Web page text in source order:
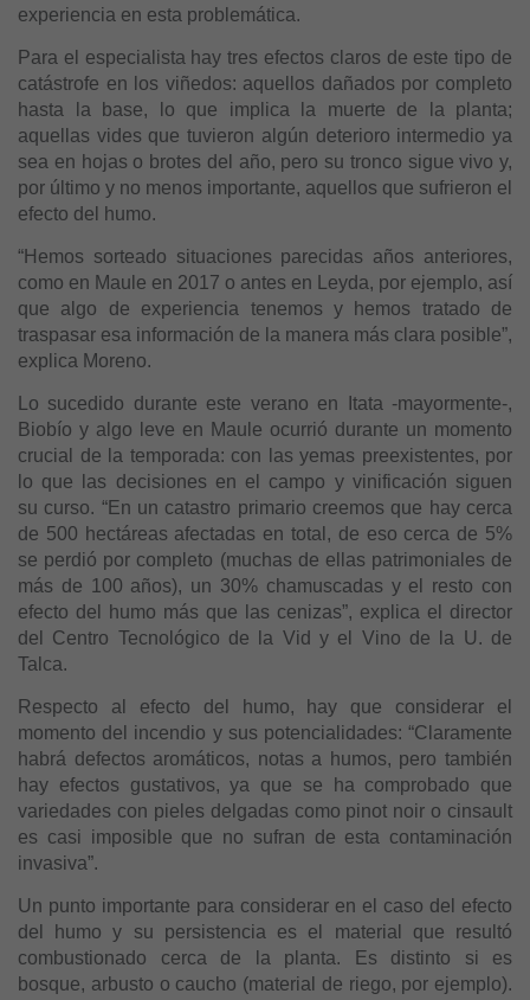
experiencia en esta problemática.
Para el especialista hay tres efectos claros de este tipo de
catástrofe en los viñedos: aquellos dañados por completo
hasta la base, lo que implica la muerte de la planta;
aquellas vides que tuvieron algún deterioro intermedio ya
sea en hojas o brotes del año, pero su tronco sigue vivo y,
por último y no menos importante, aquellos que sufrieron el
efecto del humo.
“Hemos sorteado situaciones parecidas años anteriores,
como en Maule en 2017 o antes en Leyda, por ejemplo, así
que algo de experiencia tenemos y hemos tratado de
traspasar esa información de la manera más clara posible”,
explica Moreno.
Lo sucedido durante este verano en Itata -mayormente-,
Biobío y algo leve en Maule ocurrió durante un momento
crucial de la temporada: con las yemas preexistentes, por
lo que las decisiones en el campo y vinificación siguen
su curso. “En un catastro primario creemos que hay cerca
de 500 hectáreas afectadas en total, de eso cerca de 5%
se perdió por completo (muchas de ellas patrimoniales de
más de 100 años), un 30% chamuscadas y el resto con
efecto del humo más que las cenizas”, explica el director
del Centro Tecnológico de la Vid y el Vino de la U. de
Talca.
Respecto al efecto del humo, hay que considerar el
momento del incendio y sus potencialidades: “Claramente
habrá defectos aromáticos, notas a humos, pero también
hay efectos gustativos, ya que se ha comprobado que
variedades con pieles delgadas como pinot noir o cinsault
es casi imposible que no sufran de esta contaminación
invasiva”.
Un punto importante para considerar en el caso del efecto
del humo y su persistencia es el material que resultó
combustionado cerca de la planta. Es distinto si es
bosque, arbusto o caucho (material de riego, por ejemplo).